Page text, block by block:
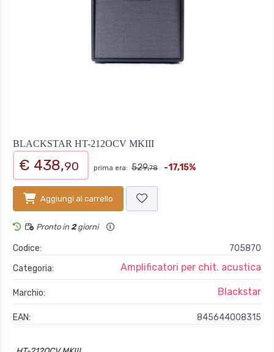
BLACKSTAR HT-212OCV MKIII
€ 438,90 prima era: 529,78 -17,15%
Aggiungi al carrello
Pronto in 2giorni
Codice:
705870
Categoria:
Amplificatori per chit. acustica
Marchio: Blackstar
EAN: 845644008315